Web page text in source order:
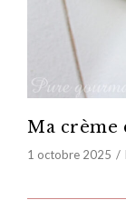
Ma crème
1 octobre 2025